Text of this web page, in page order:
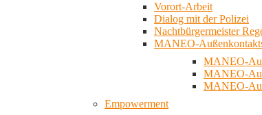
Vorort-Arbeit
Dialog mit der Polizei
Nachtbürgermeister
MANEO-
MANEO-
MANEO-
MANEO-
Empowerment